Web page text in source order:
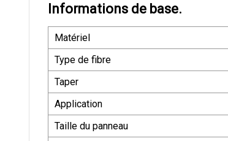
Informations de base.
Matériel
Type de fibre
Taper
Application
Taille du panneau